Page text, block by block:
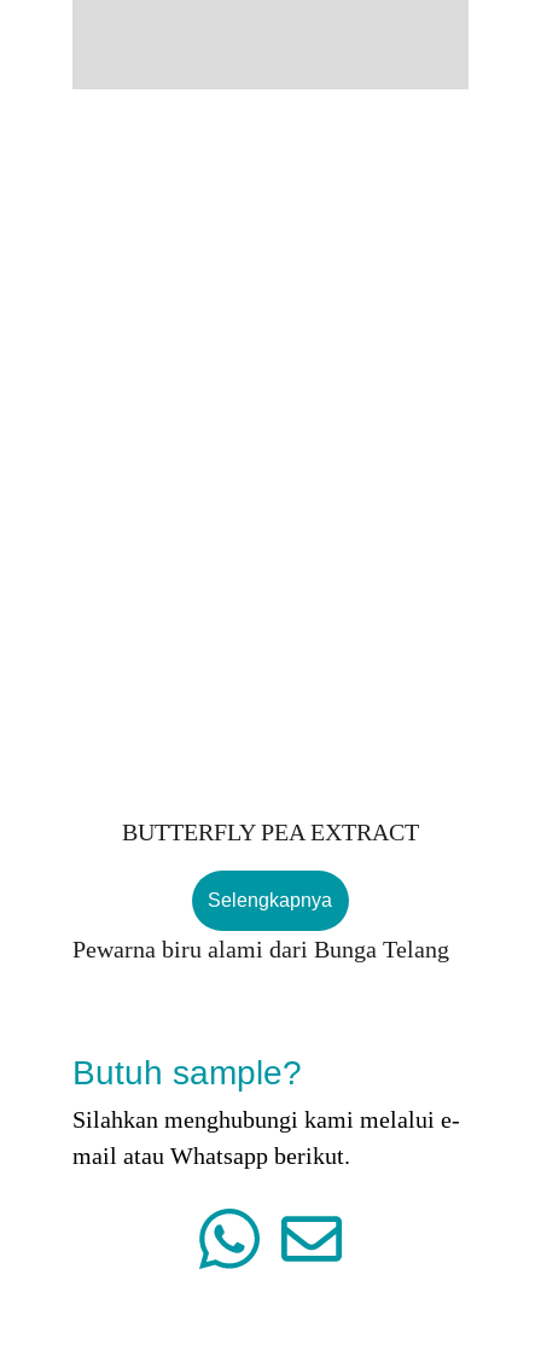
BUTTERFLY PEA EXTRACT
Selengkapnya
Pewarna biru alami dari Bunga Telang
Butuh sample?
Silahkan menghubungi kami melalui e-
mail atau Whatsapp berikut.